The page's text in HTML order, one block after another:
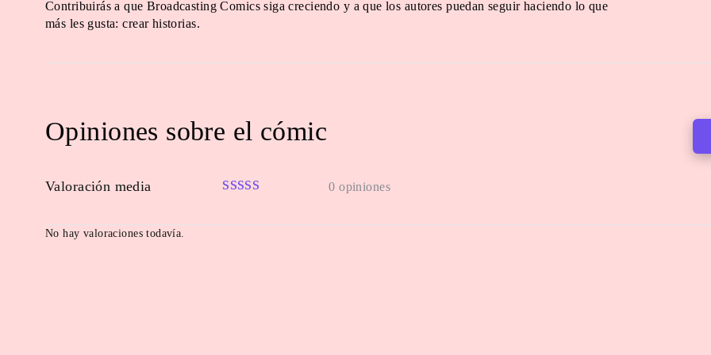
Contribuirás a que Broadcasting Comics siga creciendo y a que los autores puedan seguir haciendo lo que
más les gusta: crear historias.
Opiniones sobre el cómic
Valoración media 0 opiniones
No hay valoraciones todavía.